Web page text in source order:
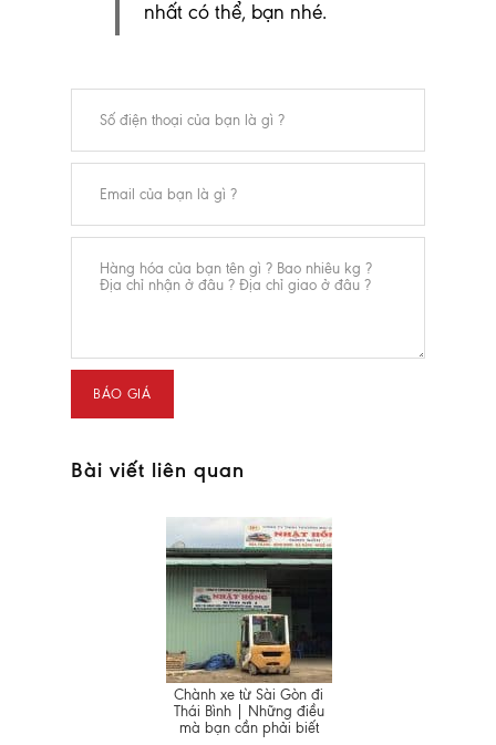
nhất có thể, bạn nhé.
Bài viết liên quan
Chành xe từ Sài Gòn đi
Thái Bình | Những điều
mà bạn cần phải biết